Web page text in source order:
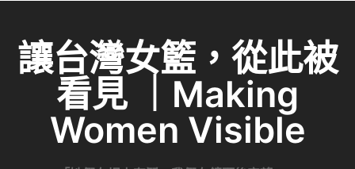
讓台灣女籃，從此被
看見 ｜Making
Women Visible